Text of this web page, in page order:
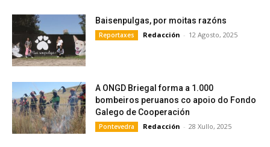
Baisenpulgas, por moitas razóns
Reportaxes Redacción - 12 Agosto, 2025
A ONGD Briegal forma a 1.000
bombeiros peruanos co apoio do Fondo
Galego de Cooperación
Pontevedra Redacción - 28 Xullo, 2025